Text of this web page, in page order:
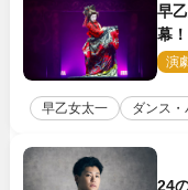
早
幕
演
早乙女太一 ダンス
24